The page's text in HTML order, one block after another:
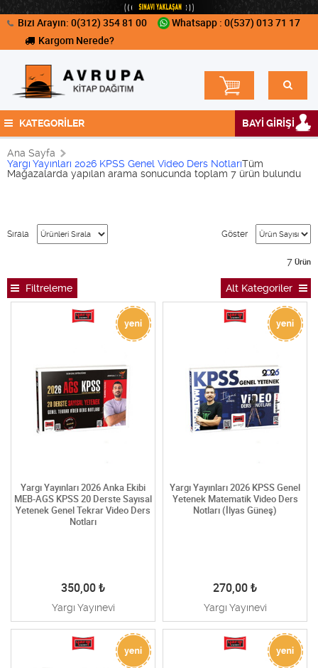
Bizi Arayın: 0(312) 354 81 00
Whatsapp : 0(537) 013 71 17
Kargom Nerede?
KATEGORİLER BAYİ GİRİŞİ
Ana Sayfa
Yargı Yayınları 2026 KPSS Genel Video Ders NotlarıTüm
Mağazalarda yapılan arama sonucunda toplam 7 ürün bulundu
Sırala Göster
7 Ürün
Filtreleme Alt Kategoriler
Yargı Yayınları 2026 Anka Ekibi
MEB-AGS KPSS 20 Derste Sayısal
Yetenek Genel Tekrar Video Ders
Notları
350,00 ₺
Yargı Yayınevi
Yargı Yayınları 2026 KPSS Genel
Yetenek Matematik Video Ders
Notları (İlyas Güneş)
270,00 ₺
Yargı Yayınevi